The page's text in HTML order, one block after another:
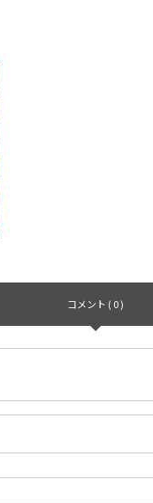
コメント ( 0 )